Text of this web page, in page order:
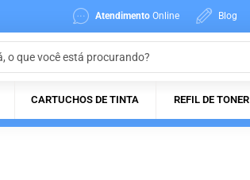
Atendimento Online Blog
CARTUCHOS DE TINTA REFIL DE TONER